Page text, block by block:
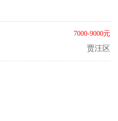
7000-9000元
贾汪区